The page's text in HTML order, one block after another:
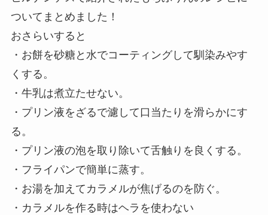
ついてまとめました！
おさらいすると
・お餅を砂糖と水でコーティングして馴染みやす
くする。
・牛乳は煮立たせない。
・プリン液をざるで濾して口当たりを滑らかにす
る。
・プリン液の泡を取り除いて舌触りを良くする。
・フライパンで簡単に蒸す。
・お湯を加えてカラメルが焦げるのを防ぐ。
・カラメルを作る時はヘラを使わない